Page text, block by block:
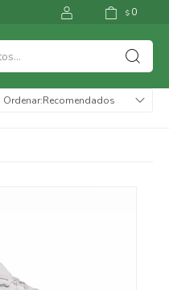
$ 0
Recomendados